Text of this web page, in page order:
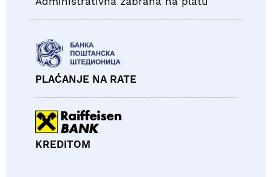
PLAĆANJE NA RATE
KREDITOM